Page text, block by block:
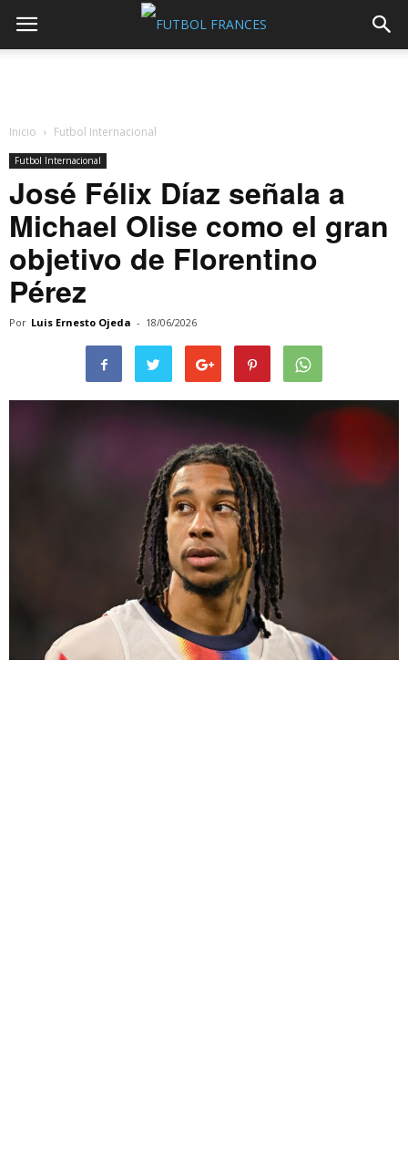
Inicio Futbol Internacional
Futbol Internacional
José Félix Díaz señala a
Michael Olise como el gran
objetivo de Florentino
Pérez
Por Luis Ernesto Ojeda - 18/06/2026